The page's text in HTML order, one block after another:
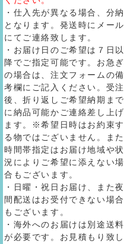
・仕入先が異なる場合、分納
となります。発送時にメール
にてご連絡致します。
・お届け日のご希望は７日以
降でご指定可能です。お急ぎ
の場合は、注文フォームの備
考欄にご記入ください。受注
後、折り返しご希望納期まで
に納品可能かご連絡差し上げ
ます。※希望日時はお約束す
る物ではございません。また
時間帯指定はお届け地域や状
況によりご希望に添えない場
合もございます。
・日曜・祝日お届け、また夜
間配送はお受付できない場合
もございます。
・海外へのお届けは別途送料
が必要です。お見積もり致し